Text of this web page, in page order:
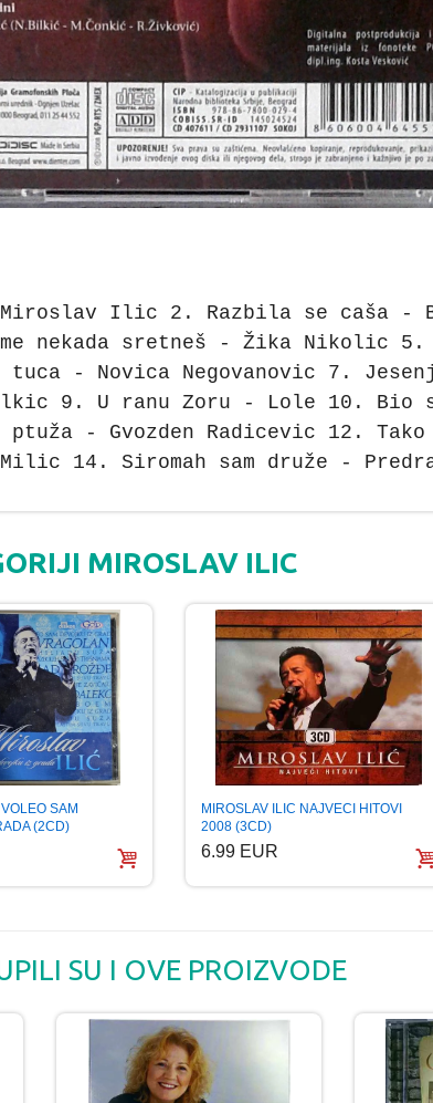
Ilic 2. Razbila se caša -
nekada sretneš - Žika Nikolic 5.
- Novica Negovanovic 7.
9. U ranu Zoru - Lole 10. Bio
- Gvozden Radicevic 12.
14. Siromah sam druže -
MIROSLAV ILIC
SAM
(2CD)
MIROSLAV ILIC NAJVECI HITOVI
2008 (3CD)
6.99 EUR
SU I OVE PROIZVODE